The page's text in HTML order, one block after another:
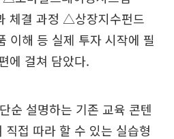
체결 과정 △상장지수펀드
이해 등 실제 투자 시작에 필
에 걸쳐 담았다.
순 설명하는 기존 교육 콘텐
접 따라 할 수 있는 실습형